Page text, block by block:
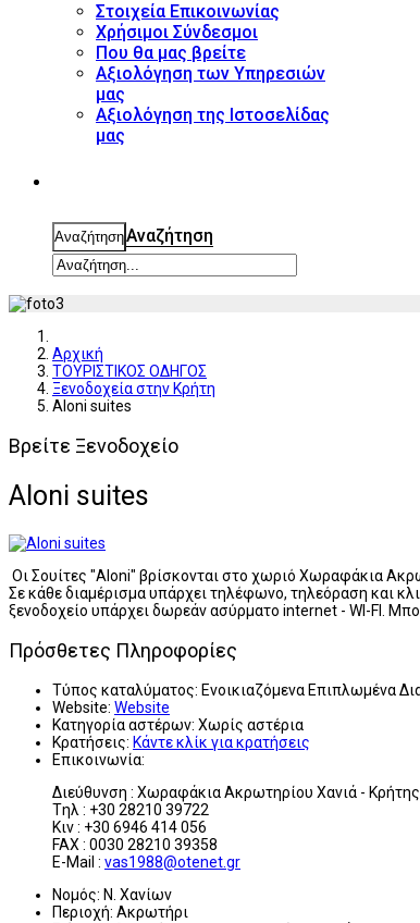
Στοιχεία Επικοινωνίας
Χρήσιμοι Σύνδεσμοι
Που θα μας βρείτε
Αξιολόγηση των Υπηρεσιών
μας
Αξιολόγηση της Ιστοσελίδας
μας
ΑναζήτησηΑναζήτηση
Αρχική
ΤΟΥΡΙΣΤΙΚΟΣ ΟΔΗΓΟΣ
Ξενοδοχεία στην Κρήτη
Aloni suites
Βρείτε Ξενοδοχείο
Aloni suites
Οι Σουίτες "Aloni" βρίσκονται στο χωριό Χωραφάκια
Σε κάθε διαμέρισμα υπάρχει τηλέφωνο, τηλεόραση και
ξενοδοχείο υπάρχει δωρεάν ασύρματο internet - WI-FI.
Πρόσθετες Πληροφορίες
Τύπος καταλύματος: Ενοικιαζόμενα Επιπλωμένα
Website: Website
Κατηγορία αστέρων: Χωρίς αστέρια
Κρατήσεις: Κάντε κλίκ για κρατήσεις
Επικοινωνία:
Διεύθυνση : Χωραφάκια Ακρωτηρίου Χανιά - Κρήτης
Tηλ : +30 28210 39722
Kιν : +30 6946 414 056
FAX : 0030 28210 39358
E-Mail : vas1988@otenet.gr
Νομός: Ν. Χανίων
Περιοχή: Ακρωτήρι